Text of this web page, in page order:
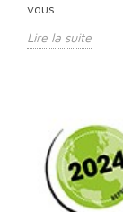
vous...
Lire la suite